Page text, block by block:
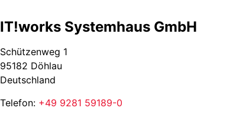
IT!works Systemhaus GmbH
Schützenweg 1
95182 Döhlau
Deutschland
Telefon: +49 9281 59189-0